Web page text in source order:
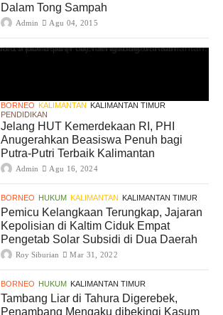
Dalam Tong Sampah
Admin Agu 04, 2015
BORNEO KALIMANTAN KALIMANTAN TIMUR
PENDIDIKAN
Jelang HUT Kemerdekaan RI, PHI
Anugerahkan Beasiswa Penuh bagi
Putra-Putri Terbaik Kalimantan
Admin Agu 16, 2024
BORNEO HUKUM KALIMANTAN KALIMANTAN TIMUR
Pemicu Kelangkaan Terungkap, Jajaran
Kepolisian di Kaltim Ciduk Empat
Pengetab Solar Subsidi di Dua Daerah
Roy Siburian Mar 31, 2022
BORNEO HUKUM KALIMANTAN TIMUR
Tambang Liar di Tahura Digerebek,
Penambang Mengaku dibekingi Kasum